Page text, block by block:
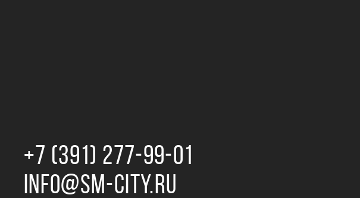
+7 (391) 277‒99‒01
INFO@SM-CITY.RU